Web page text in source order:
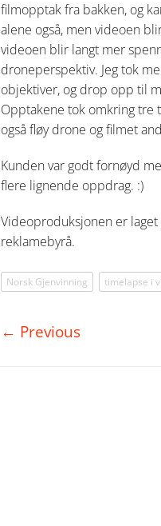
filmopptak fra bakken, og
alene også, men videoen
videoen blir langt mer
droneperspektiv. Jeg tok
objektiver, og drop opp til
Opptakene tok omkring tre
også fløy drone og filmet
Kunden var godt fornøyd
flere lignende oppdrag. :)
Videoproduksjonen er
reklamebyrå.
Norsk Gjenvinning timelapse i
← Previous